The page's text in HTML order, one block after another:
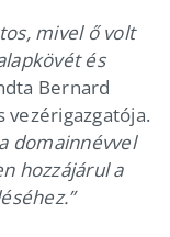
mivel ő volt
és
Bernard
vezérigazgatója.
domainnévvel
hozzájárul a